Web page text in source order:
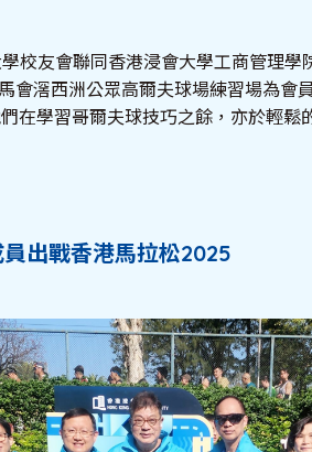
校友會聯同香港浸會大學工商管理學
會滘西洲公眾高爾夫球場練習場為會
在學習哥爾夫球技巧之餘，亦於輕鬆
出戰香港馬拉松2025